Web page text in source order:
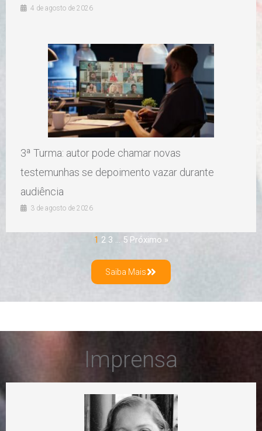
4 de agosto de 2026
3ª Turma: autor pode chamar novas
testemunhas se depoimento vazar durante
audiência
3 de agosto de 2026
1 2 3 … 5 Próximo »
Saiba Mais
Imprensa